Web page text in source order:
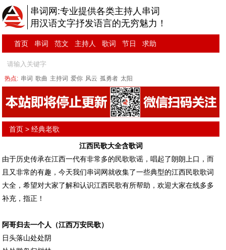
串词网:专业提供各类主持人串词
用汉语文字抒发语言的无穷魅力！
首页 串词 范文 主持人 歌词 节日 求助
热点: 串词 歌曲 主持词 爱你 风云 孤勇者 太阳
首页 >经典老歌
江西民歌大全含歌词
由于历史传承在江西一代有非常多的民歌歌谣，唱起了朗朗上口，而
且又非常的有趣，今天我们串词网就收集了一些典型的江西民歌歌词
大全，希望对大家了解和认识江西民歌有所帮助，欢迎大家在线多多
补充，指正！
阿哥归去一个人（江西万安民歌）
日头落山处处阴